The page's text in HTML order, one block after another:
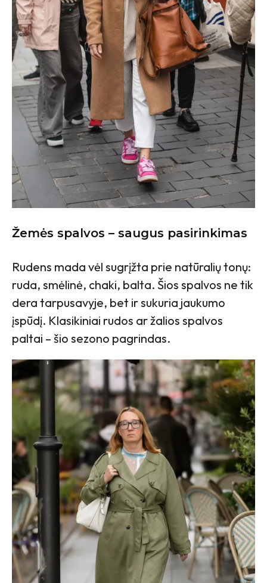
Žemės spalvos – saugus pasirinkimas
Rudens mada vėl sugrįžta prie natūralių tonų:
ruda, smėlinė, chaki, balta. Šios spalvos ne tik
dera tarpusavyje, bet ir sukuria jaukumo
įspūdį. Klasikiniai rudos ar žalios spalvos
paltai – šio sezono pagrindas.